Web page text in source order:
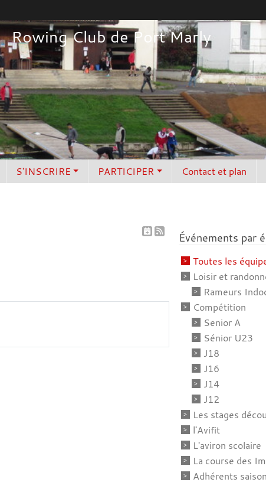
Rowing Club de Port Marly
S'INSCRIRE PARTICIPER Contact et plan
Événements par
Toutes les
Loisir et
Rameurs
Compétition
Senior A
Sénior U23
J18
J16
J14
J12
Les stages
l'Avifit
L'aviron scolaire
La course des
Adhérents